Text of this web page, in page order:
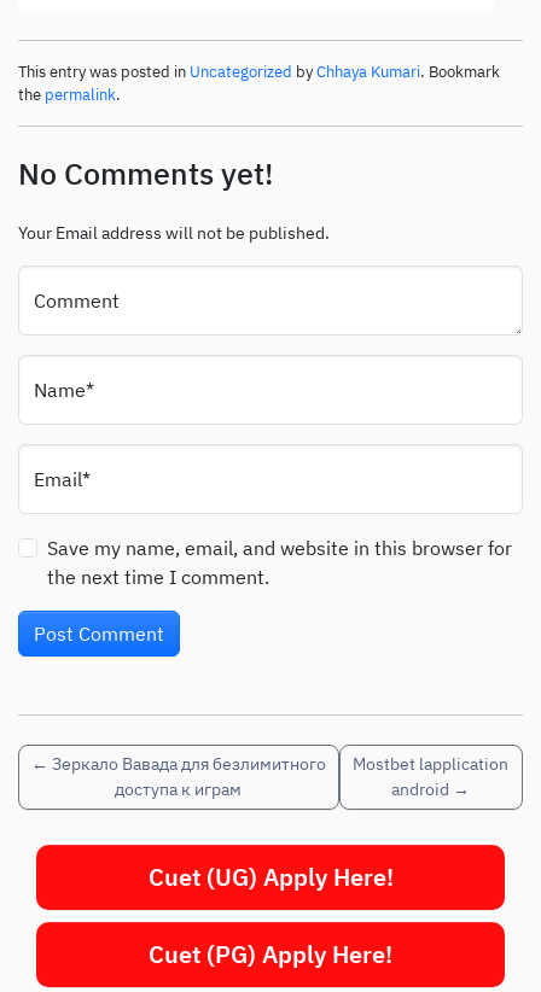
This entry was posted in Uncategorized byChhaya Kumari. Bookmark
the permalink.
No Comments yet!
Your Email address will not be published.
Comment
Name*
Email*
Save my name, email, and website in this browser for
the next time I comment.
← Зеркало Вавада для безлимитного
доступа к играм
Mostbet lapplication
android →
Cuet (UG) Apply Here!
Cuet (PG) Apply Here!